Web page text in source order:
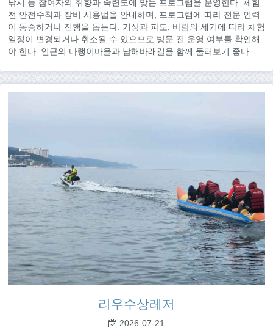
낚시 등 참여자의 취향과 숙련도에 맞는 프로그램을 운영한다. 체험
전 안전수칙과 장비 사용법을 안내하며, 프로그램에 따라 전문 인력
이 동승하거나 진행을 돕는다. 기상과 파도, 바람의 세기에 따라 체험
일정이 변경되거나 취소될 수 있으므로 방문 전 운영 여부를 확인해
야 한다. 인근의 다랭이마을과 남해바래길을 함께 둘러보기 좋다.
리우수상레저
2026-07-21